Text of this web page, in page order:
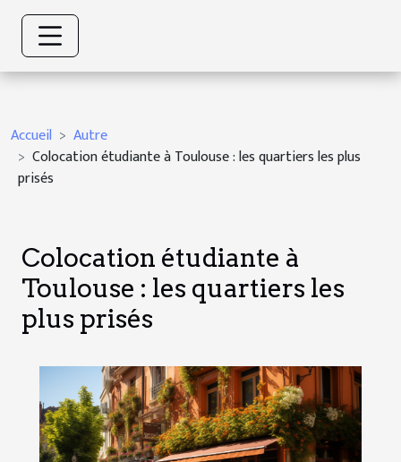
Accueil
Autre
Colocation étudiante à Toulouse : les quartiers les plus
prisés
Colocation étudiante à
Toulouse : les quartiers les
plus prisés